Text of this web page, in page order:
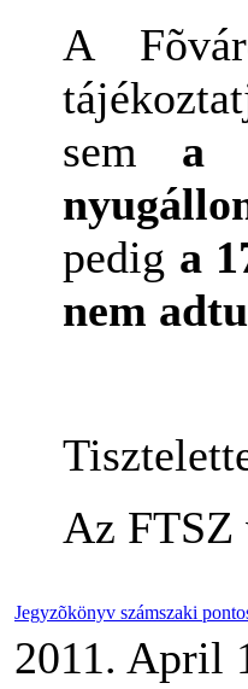
A
sem a
pedig a
nem
Az FTSZ
Jegyzõkönyv számszaki
2011. April